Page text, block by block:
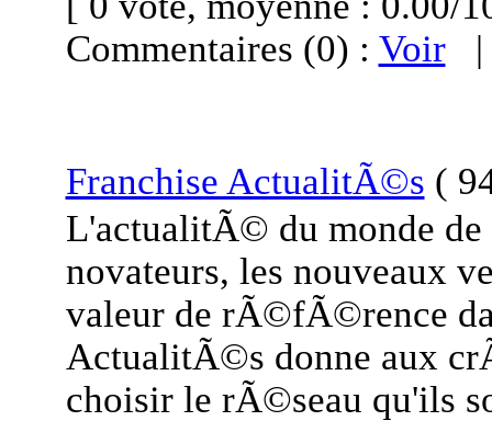
Commentaires (0) : Voir
Franchise ActualitÃ©s (
L'actualitÃ© du monde de
novateurs, les nouveaux
valeur de rÃ©fÃ©rence
ActualitÃ©s donne aux
choisir le rÃ©seau qu'ils